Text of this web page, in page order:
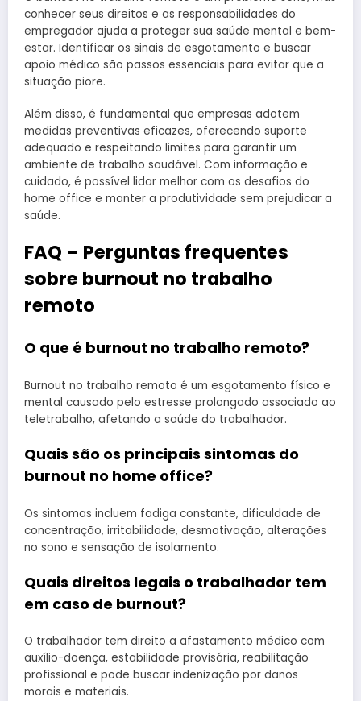
conhecer seus direitos e as responsabilidades do
empregador ajuda a proteger sua saúde mental e bem-
estar. Identificar os sinais de esgotamento e buscar
apoio médico são passos essenciais para evitar que a
situação piore.
Além disso, é fundamental que empresas adotem
medidas preventivas eficazes, oferecendo suporte
adequado e respeitando limites para garantir um
ambiente de trabalho saudável. Com informação e
cuidado, é possível lidar melhor com os desafios do
home office e manter a produtividade sem prejudicar a
saúde.
FAQ – Perguntas frequentes
sobre burnout no trabalho
remoto
O que é burnout no trabalho remoto?
Burnout no trabalho remoto é um esgotamento físico e
mental causado pelo estresse prolongado associado ao
teletrabalho, afetando a saúde do trabalhador.
Quais são os principais sintomas do
burnout no home office?
Os sintomas incluem fadiga constante, dificuldade de
concentração, irritabilidade, desmotivação, alterações
no sono e sensação de isolamento.
Quais direitos legais o trabalhador tem
em caso de burnout?
O trabalhador tem direito a afastamento médico com
auxílio-doença, estabilidade provisória, reabilitação
profissional e pode buscar indenização por danos
morais e materiais.